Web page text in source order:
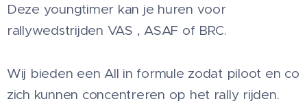
Deze youngtimer kan je huren voor
rallywedstrijden VAS , ASAF of BRC.
Wij bieden een All in formule zodat piloot en co
zich kunnen concentreren op het rally rijden.